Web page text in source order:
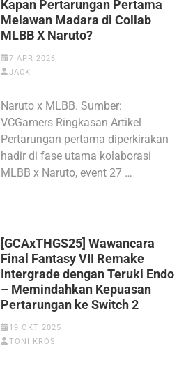
Kapan Pertarungan Pertama
Melawan Madara di Collab
MLBB X Naruto?
7 APR 2026
JACK
Naruto x MLBB. Sumber:
VCGamers Ringkasan Artikel
Pertarungan pertama diperkirakan
hadir di fase utama kolaborasi
MLBB x Naruto, event 27 …
[GCAxTHGS25] Wawancara
Final Fantasy VII Remake
Intergrade dengan Teruki Endo
– Memindahkan Kepuasan
Pertarungan ke Switch 2
19 OKT 2025
TONI KROS